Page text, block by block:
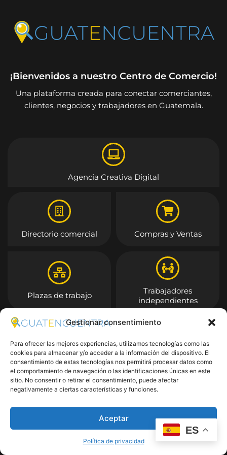
Gestionar consentimiento
Para ofrecer las mejores experiencias, utilizamos tecnologías como las
cookies para almacenar y/o acceder a la información del dispositivo. El
consentimiento de estas tecnologías nos permitirá procesar datos como
el comportamiento de navegación o las identificaciones únicas en este
sitio. No consentir o retirar el consentimiento, puede afectar
negativamente a ciertas características y funciones.
Aceptar
Política de privacidad
¡Bienvenidos a nuestro Centro de Comercio!
Una plataforma creada para conectar comerciantes,
clientes, negocios y trabajadores en Guatemala.
Agencia Creativa Digital
Directorio comercial Compras y Ventas
Plazas de trabajo
Trabajadores
independientes
Entrar
ES